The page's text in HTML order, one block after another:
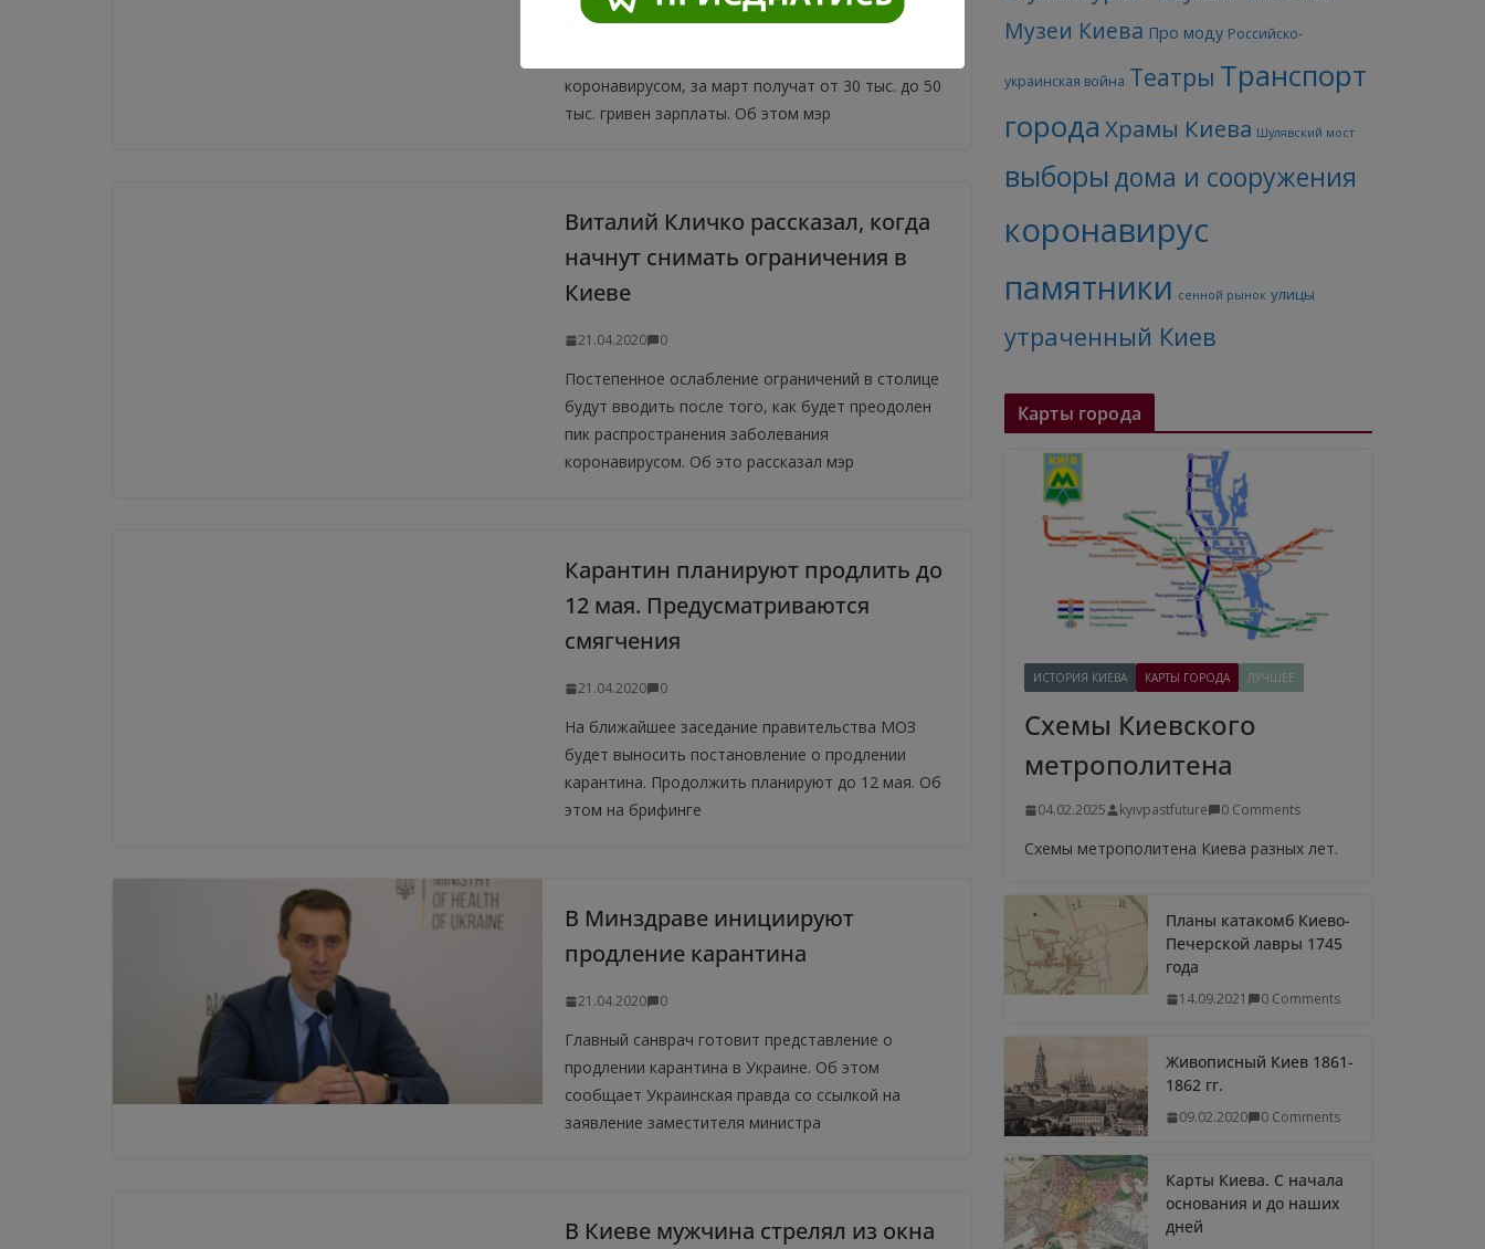
21.04.2020 0
коронавирусом, за март получат от 30 тыс. до 50
тыс. гривен зарплаты. Об этом мэр
Виталий Кличко рассказал, когда
начнут снимать ограничения в
Киеве
21.04.2020 0
Постепенное ослабление ограничений в столице
будут вводить после того, как будет преодолен
пик распространения заболевания
коронавирусом. Об это рассказал мэр
Карантин планируют продлить до
12 мая. Предусматриваются
смягчения
21.04.2020 0
На ближайшее заседание правительства МОЗ
будет выносить постановление о продлении
карантина. Продолжить планируют до 12 мая. Об
этом на брифинге
В Минздраве инициируют
продление карантина
21.04.2020 0
Главный санврач готовит представление о
продлении карантина в Украине. Об этом
сообщает Украинская правда со ссылкой на
заявление заместителя министра
В Киеве мужчина стрелял из окна
Музеи Киева Про моду Российско-
украинская война Театры Транспорт
города Храмы Киева Шулявский мост
выборы дома и сооружения
коронавирус
памятники сенной рынок улицы
утраченный Киев
Карты города
ИСТОРИЯ КИЕВА КАРТЫ ГОРОДА ЛУЧШЕЕ
Схемы Киевского
метрополитена
04.02.2025 kyivpastfuture 0 Comments
Схемы метрополитена Киева разных лет.
Планы катакомб Киево-
Печерской лавры 1745
года
14.09.2021 0 Comments
Живописный Киев 1861-
1862 гг.
09.02.2020 0 Comments
Карты Киева. С начала
основания и до наших
дней